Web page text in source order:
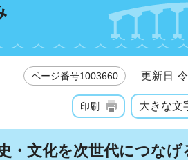
ページ番号1003660 更新日 令
印刷 大きな文
文化を次世代につなげ